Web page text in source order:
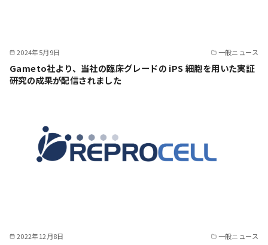
2024年5月9日 一般ニュース
Gameto社より、当社の臨床グレードの iPS 細胞を用いた実証
研究の成果が配信されました
2022年12月8日 一般ニュース